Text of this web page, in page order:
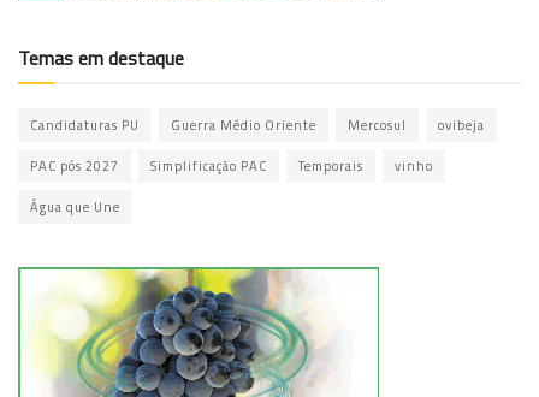
Temas em destaque
Candidaturas PU Guerra Médio Oriente Mercosul ovibeja
PAC pós 2027 Simplificação PAC Temporais vinho
Água que Une